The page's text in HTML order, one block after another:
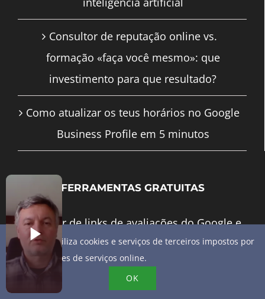
Consultor de reputação online vs.
formação «faça você mesmo»: que
investimento para que resultado?
Como atualizar os teus horários no Google
Business Profile em 5 minutos
FERRAMENTAS GRATUITAS
Gerador de links de avaliações do Google e
código QR
Gerador de esquemas de empresas locais
Este site utiliza cookies e serviços de terceiros impostos por
fornecedores de serviços online.
OK